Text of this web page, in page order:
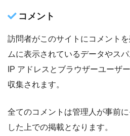
コメント
訪問者がこのサイトにコメント
ムに表示されているデータやス
IP アドレスとブラウザーユーザ
収集されます。
全てのコメントは管理人が事前
した上での掲載となります。